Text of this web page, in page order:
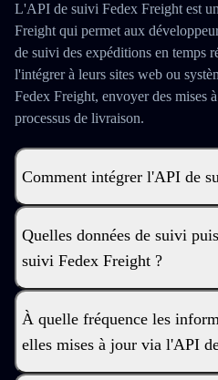
L'API de suivi Fedex Freight est
Freight qui permet aux
de suivi des expéditions en temps
l'intégrer à leurs sites web ou
Fedex Freight, envoyer des mises
processus de livraison.
Comment intégrer l'API de
Quelles données de suivi
suivi Fedex Freight ?
À quelle fréquence les
elles mises à jour via l'API